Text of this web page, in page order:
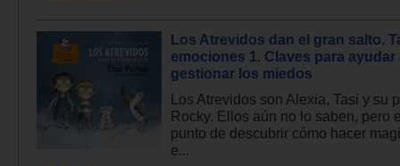
Los Atrevidos dan el gran salto.
emociones 1. Claves para ayudar
gestionar los miedos
Los Atrevidos son Alexia, Tasi y su
Rocky. Ellos aún no lo saben, pero
punto de descubrir cómo hacer
e...